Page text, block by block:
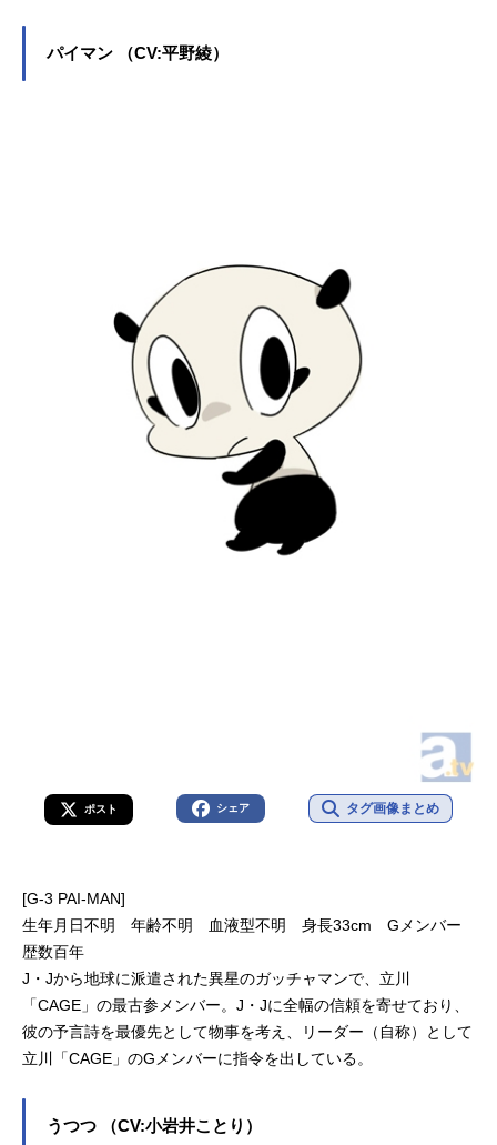
パイマン （CV:平野綾）
ポスト シェア タグ画像まとめ
[G-3 PAI‐MAN]
生年月日不明 年齢不明 血液型不明 身長33cm Gメンバー
歴数百年
J・Jから地球に派遣された異星のガッチャマンで、立川
「CAGE」の最古参メンバー。J・Jに全幅の信頼を寄せており、
彼の予言詩を最優先として物事を考え、リーダー（自称）として
立川「CAGE」のGメンバーに指令を出している。
うつつ （CV:小岩井ことり）